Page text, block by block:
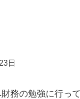
日
務の勉強に行って